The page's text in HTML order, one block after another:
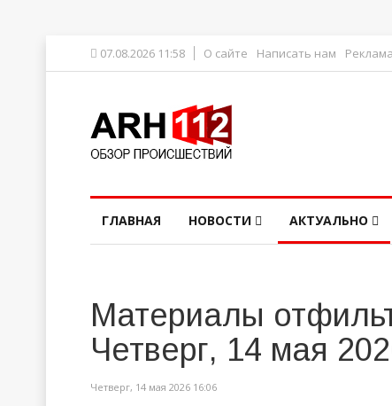
07.08.2026 11:58 О сайте Написать нам Реклама
ГЛАВНАЯ НОВОСТИ АКТУАЛЬНО
Материалы
Четверг, 14 мая
Четверг, 14 мая 2026 16:06